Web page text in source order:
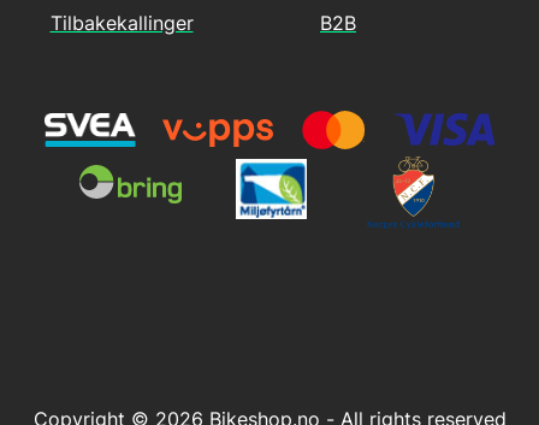
Tilbakekallinger
B2B
Copyright © 2026 Bikeshop.no - All rights reserved